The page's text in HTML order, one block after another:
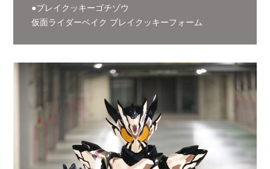
●ブレイクッキーゴチゾウ
仮面ライダーベイク ブレイクッキーフォーム